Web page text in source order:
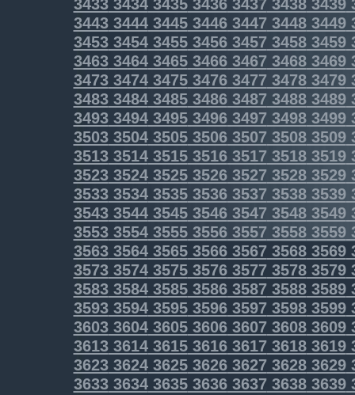
34433444344534463447 34483449
34533454345534563457 34583459
3463346434653466346734683469
34733474347534763477 34783479
34833484348534863487 34883489
34933494349534963497 34983499
35033504350535063507 35083509
35133514351535163517 35183519
35233524352535263527 35283529
35333534353535363537 35383539
35433544354535463547 35483549
35533554355535563557 35583559
3563356435653566356735683569
3573357435753576357735783579
3583358435853586358735883589
3593359435953596359735983599
3603360436053606360736083609
3613361436153616361736183619
3623362436253626362736283629
3633363436353636363736383639